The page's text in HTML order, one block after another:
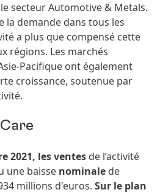
secteur Automotive & Metals.
la demande dans tous les
a plus que compensé cette
régions. Les marchés
Pacifique ont également
croissance, soutenue par
2021, les ventes de l’activité
une baisse nominale de
millions d'euros. Sur le plan